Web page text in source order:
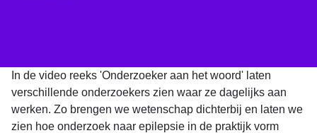
In de video reeks 'Onderzoeker aan het woord' laten
verschillende onderzoekers zien waar ze dagelijks aan
werken. Zo brengen we wetenschap dichterbij en laten we
zien hoe onderzoek naar epilepsie in de praktijk vorm